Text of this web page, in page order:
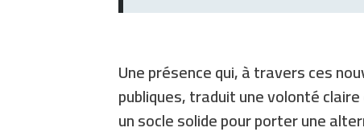
Une présence qui, à travers ces
publiques, traduit une volonté
un socle solide pour porter une